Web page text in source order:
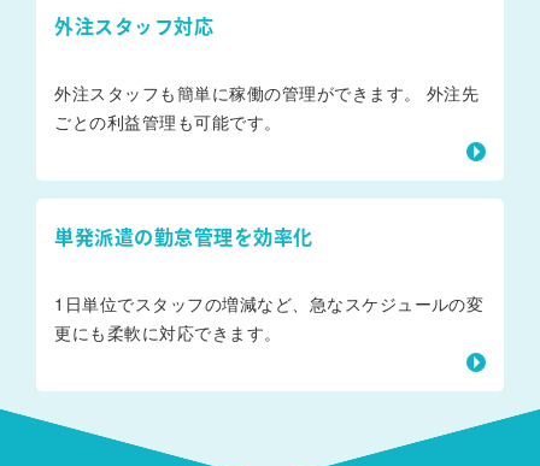
外注スタッフ対応
外注スタッフも簡単に稼働の管理ができます。 外注先
ごとの利益管理も可能です。
単発派遣の勤怠管理を効率化
1日単位でスタッフの増減など、急なスケジュールの変
更にも柔軟に対応できます。